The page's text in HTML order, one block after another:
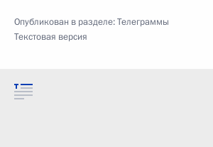
Опубликован в разделе:Телеграммы
Текстовая версия